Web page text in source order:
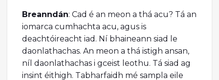
Breanndán: Cad é an meon a thá acu? Tá an
iomarca cumhachta acu, agus is
deachtóireacht iad. Ní bhaineann siad le
daonlathachas. An meon a thá istigh ansan,
níl daonlathachas i gceist leothu. Tá siad ag
insint éithigh. Tabharfaidh mé sampla eile